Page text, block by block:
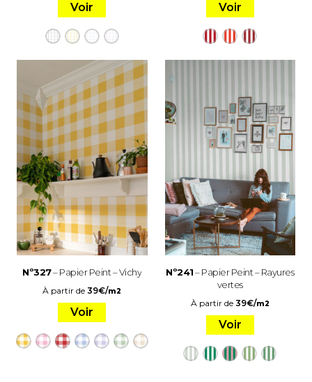
Voir Voir
Nº327– Papier Peint – Vichy
À partir de39€/m2
Voir
Nº241– Papier Peint – Rayures
vertes
À partir de 39€/m2
Voir